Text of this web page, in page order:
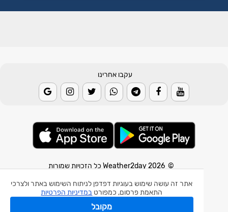
אתר זה עושה שימוש בעוגיות דפדפן לניתוח השימוש באתר ולצרכי
התאמת פרסום, כמפורט במדיניות הפרטיות
מקובל
עקבו אחרינו
© 2026 Weather2day כל הזכויות שמורות
אפליקצית מזג אוויר
אפליקצית רעידת אדמה